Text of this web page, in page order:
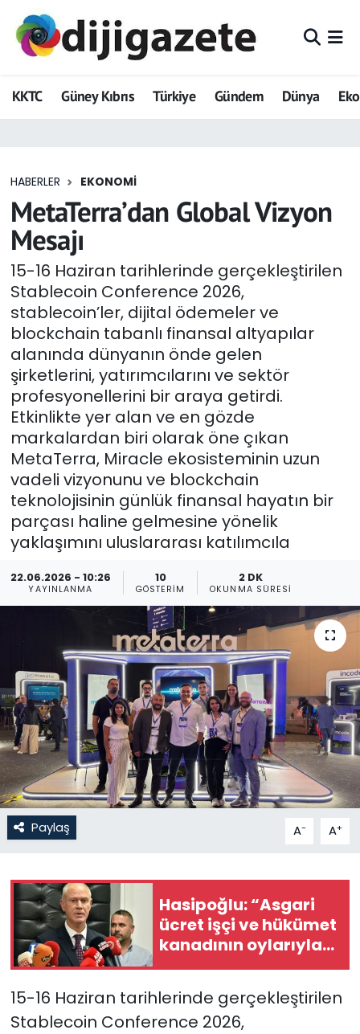
KKTC Güney Kıbrıs Türkiye Gündem Dünya
HABERLER EKONOMI
MetaTerra’dan Global Vizyon
Mesajı
15-16 Haziran tarihlerinde gerçekleştirilen
Stablecoin Conference 2026,
stablecoin’ler, dijital ödemeler ve
blockchain tabanlı finansal altyapılar
alanında dünyanın önde gelen
şirketlerini, yatırımcılarını ve sektör
profesyonellerini bir araya getirdi.
Etkinlikte yer alan ve en gözde
markalardan biri olarak öne çıkan
MetaTerra, Miracle ekosisteminin uzun
vadeli vizyonunu ve blockchain
teknolojisinin günlük finansal hayatın bir
parçası haline gelmesine yönelik
yaklaşımını uluslararası katılımcıla
22.06.2026 - 10:26
YAYINLANMA
10
GÖSTERIM
2 DK
OKUNMA SÜRESI
Paylaş A- A+
Hasipoğlu: “Asgari
ücret işçi ve hükümet
kanadının oylarıyla
brüt 70 bin 893, net 61
belirlendi”
15-16 Haziran tarihlerinde gerçekleştirilen
Stablecoin Conference 2026,
ADVERTORIAL
Dijigazete
Eğitim
Ekonomi
Foto Galeri
GEZİ
Güncel
Gündem
KKTC
KKTC YEREL SEÇİM 2018
Kültür Sanat
Magazin
Moda
Nöbetçi Eczaneler
Otomobil Dünyası
Politika
SAĞLIK
Spor
Teknoloji
TÜRKiYE
Video Galeri
YAŞAM
Yazarlar
Hava Durumu
Trafik Durumu
Tüm Manşetler
Son Dakika Haberleri
Haber Arşivi